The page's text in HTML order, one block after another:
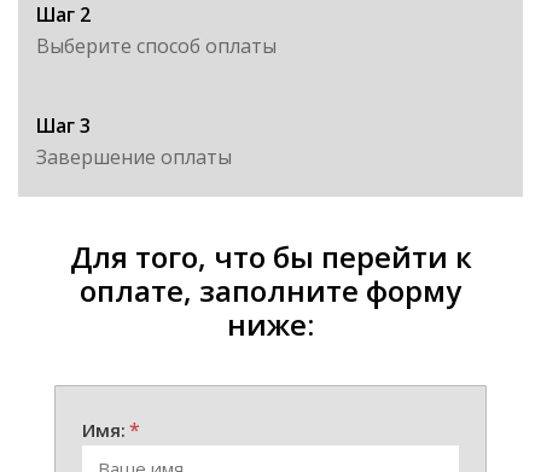
Шаг 2
Выберите способ оплаты
Шаг 3
Завершение оплаты
Для того, что бы перейти к
оплате, заполните форму
ниже:
Имя: *